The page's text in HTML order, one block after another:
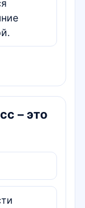
– это